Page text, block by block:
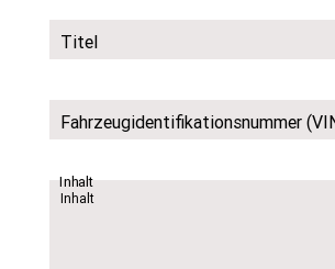
Titel
Fahrzeugidentifikationsnummer
Inhalt